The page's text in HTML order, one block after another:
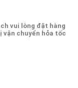
vui lòng đặt hàng
vận chuyển hỏa tốc